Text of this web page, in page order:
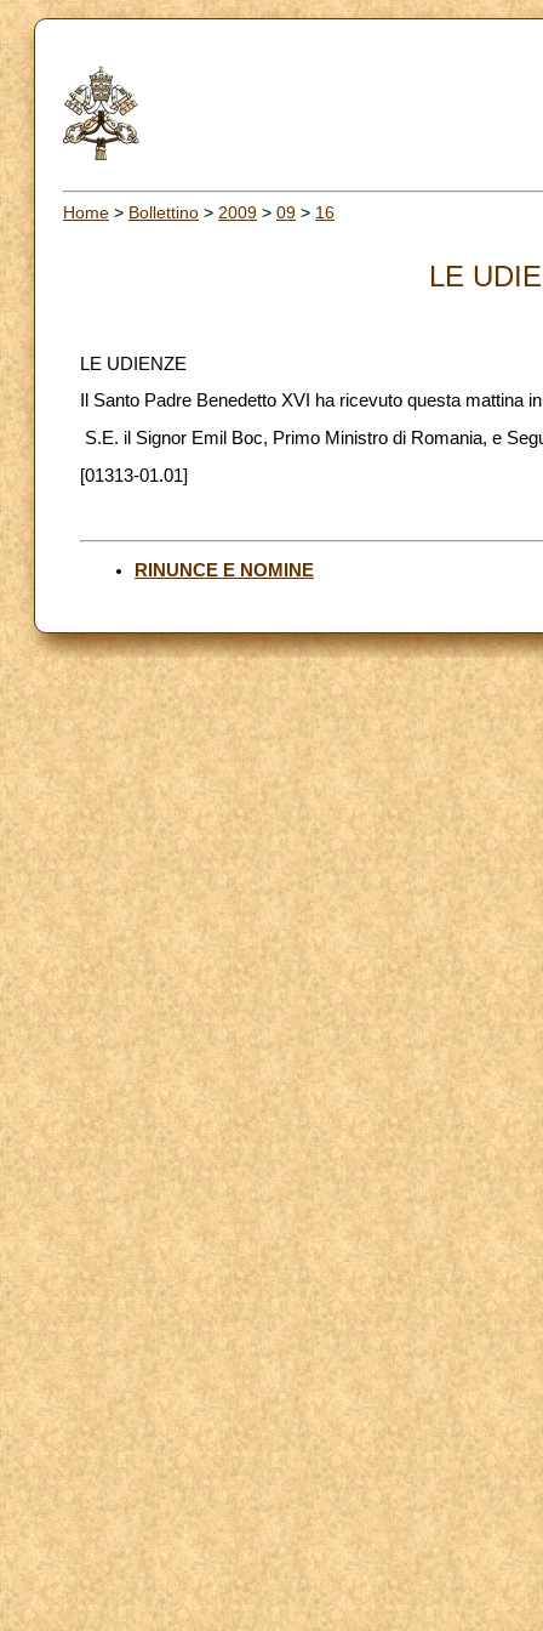
Home > Bollettino > 2009 > 09 > 16
LE
LE UDIENZE
Il Santo Padre Benedetto XVI ha ricevuto questa mattina
S.E. il Signor Emil Boc, Primo Ministro di Romania, e
[01313-01.01]
RINUNCE E NOMINE